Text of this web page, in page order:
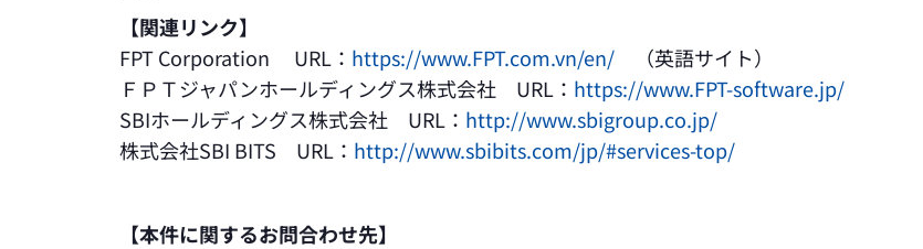
【関連リンク】
FPT Corporation URL： https://www.FPT.com.vn/en/ （英語サイト）
ＦＰＴジャパンホールディングス株式会社 URL： https://www.FPT-software.jp/
SBIホールディングス株式会社 URL： http://www.sbigroup.co.jp/
株式会社SBI BITS URL： http://www.sbibits.com/jp/#services-top/
【本件に関するお問合わせ先】